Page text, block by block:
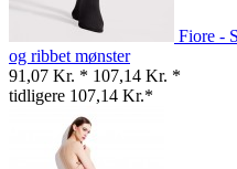
Fiore -
og ribbet mønster
91,07 Kr. * 107,14 Kr. *
tidligere 107,14 Kr.*